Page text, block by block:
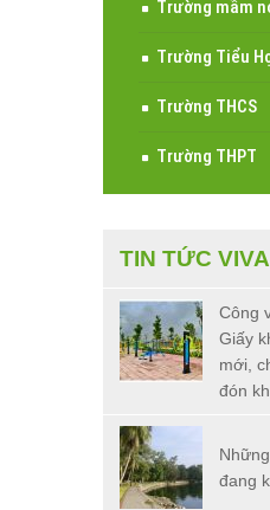
Trường mầm
Trường Tiểu
Trường THCS
Trường THPT
TIN TỨC
Công
Giấy
mới,
đón
đang